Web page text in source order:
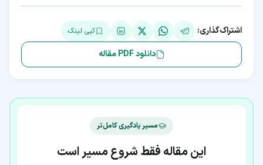
اشتراک‌گذاری: کپی لینک
دانلود PDF مقاله
مسیر یادگیری کامل‌تر
این مقاله فقط شروع مسیر است